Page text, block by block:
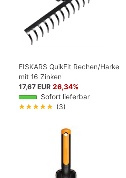
FISKARS QuikFit Rechen/Harke
mit 16 Zinken
17,67 EUR 26,34%
Sofort lieferbar
★★★★★ (3)